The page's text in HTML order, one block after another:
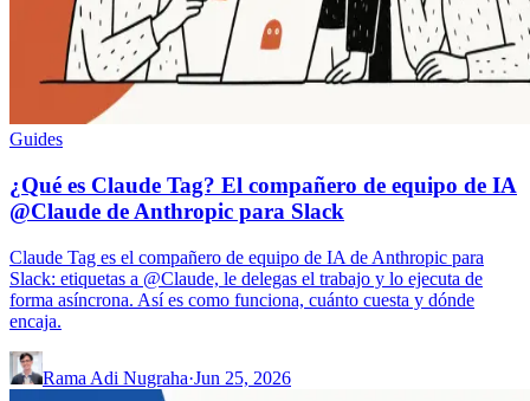
Guides
¿Qué es Claude Tag? El compañero de equipo de IA
@Claude de Anthropic para Slack
Claude Tag es el compañero de equipo de IA de Anthropic para
Slack: etiquetas a @Claude, le delegas el trabajo y lo ejecuta de
forma asíncrona. Así es como funciona, cuánto cuesta y dónde
encaja.
Rama Adi Nugraha·Jun 25, 2026